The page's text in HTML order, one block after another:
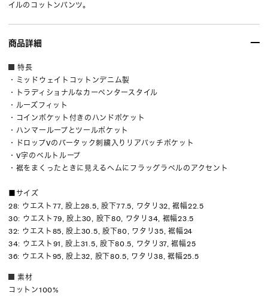
イルのコットンパンツ。
商品詳細
特長
・ミッドウェイトコットンデニム製
・トラディショナルなカーペンタースタイル
・ルーズフィット
・コインポケット付きのハンドポケット
・ハンマーループとツールポケット
・ドロップVのバータック刺繍入りリアパッチポケット
・V字のベルトループ
・裾をまくったときに見えるヘムにフラッグラベルのアクセント
■サイズ
28: ウエスト77, 股上28.5, 股下77.5, ワタリ32, 裾幅22.5
30: ウエスト79, 股上30, 股下80, ワタリ34, 裾幅23.5
32: ウエスト85, 股上30.5, 股下80, ワタリ35, 裾幅24
34: ウエスト91, 股上31.5, 股下80.5, ワタリ37, 裾幅25
36: ウエスト95, 股上32, 股下80.5, ワタリ38, 裾幅25.5
素材
コットン100%